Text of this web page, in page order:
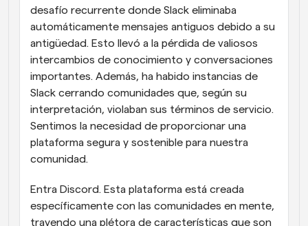
desafío recurrente donde Slack eliminaba
automáticamente mensajes antiguos debido a su
antigüedad. Esto llevó a la pérdida de valiosos
intercambios de conocimiento y conversaciones
importantes. Además, ha habido instancias de
Slack cerrando comunidades que, según su
interpretación, violaban sus términos de servicio.
Sentimos la necesidad de proporcionar una
plataforma segura y sostenible para nuestra
comunidad.
Entra Discord. Esta plataforma está creada
específicamente con las comunidades en mente,
trayendo una plétora de características que son